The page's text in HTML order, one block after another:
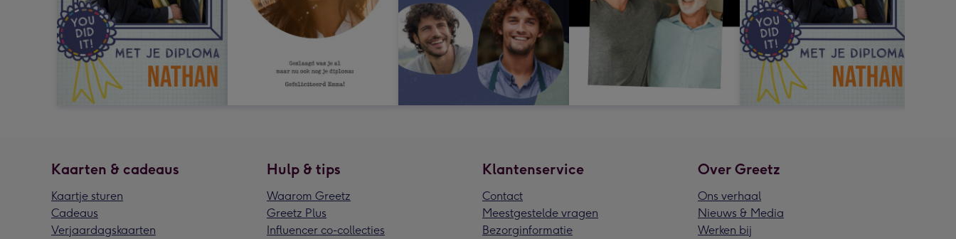
Kaarten & cadeaus
Kaartje sturen
Cadeaus
Verjaardagskaarten
Hulp & tips
Waarom Greetz
Greetz Plus
Influencer co-collecties
Klantenservice
Contact
Meestgestelde vragen
Bezorginformatie
Over Greetz
Ons verhaal
Nieuws & Media
Werken bij